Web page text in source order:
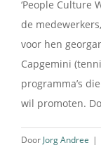
‘People Culture
de
voor hen
Capgemini
programma’s
wil promoten.
Door Jorg Andree |